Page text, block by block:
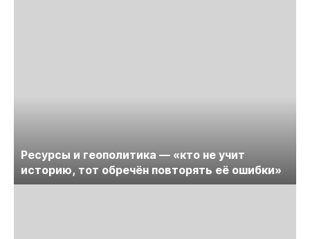
Ресурсы и геополитика — «кто не учит
историю, тот обречён повторять её ошибки»